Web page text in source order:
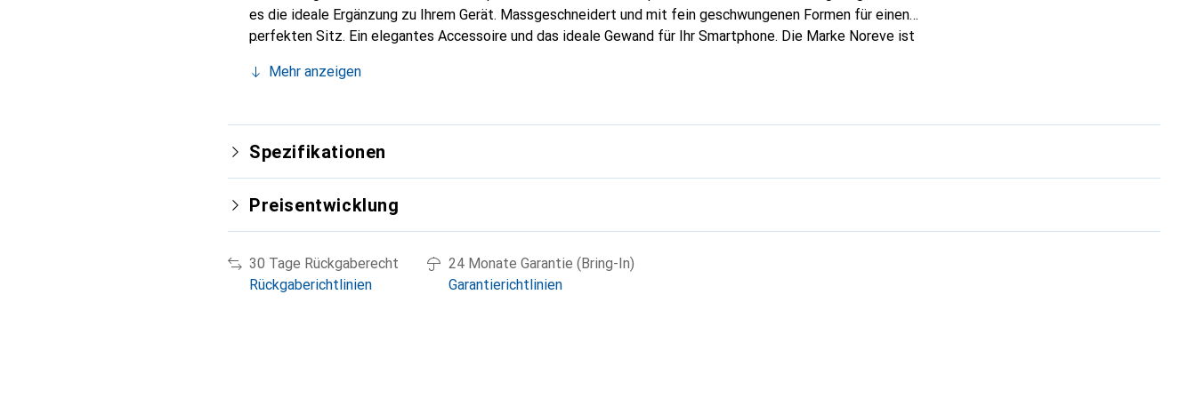
es die ideale Ergänzung zu Ihrem Gerät. Massgeschneidert und mit fein geschwungenen Formen für einen
perfekten Sitz. Ein elegantes Accessoire und das ideale Gewand für Ihr Smartphone. Die Marke Noreve ist
Kunden.
Mehr anzeigen
Spezifikationen
Preisentwicklung
30 Tage Rückgaberecht
Rückgaberichtlinien
24 Monate Garantie (Bring-In)
Garantierichtlinien